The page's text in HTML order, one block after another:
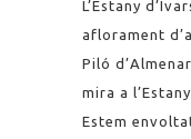
L’Estany
aflorament
Piló
mira a
Estem